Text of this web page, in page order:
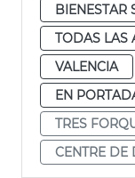
BIENESTAR
TODAS LAS
VALENCIA
EN
TRES
CENTRE DE